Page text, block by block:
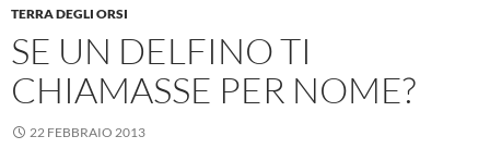
TERRA DEGLI ORSI
SE UN DELFINO TI
CHIAMASSE PER NOME?
22 FEBBRAIO 2013